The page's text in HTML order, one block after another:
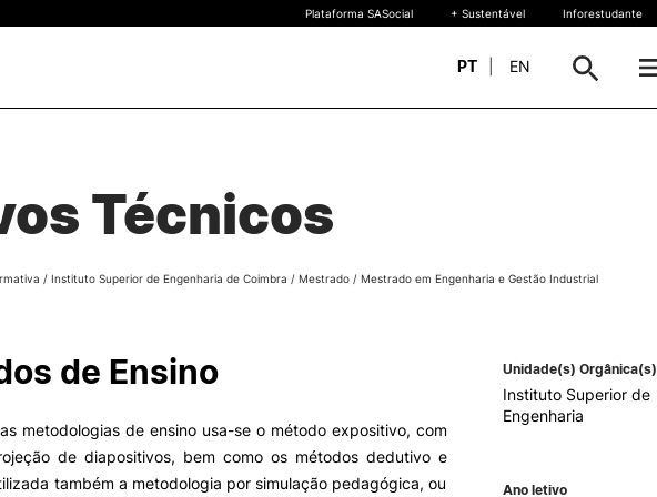
Oferta Formativa
Diplomas Estrangeiros
Plataforma SASocial + Sustentável Inforestudante
PT EN
Técnicos
/ Instituto Superior de Engenharia de Coimbra / Mestrado / Mestrado em Engenharia e Gestão Industrial
de Ensino
metodologias de ensino usa-se o método expositivo, com
de diapositivos, bem como os métodos dedutivo e
também a metodologia por simulação pedagógica, ou
Unidade(s) Orgânica(s)
Instituto Superior de
Engenharia
Ano letivo